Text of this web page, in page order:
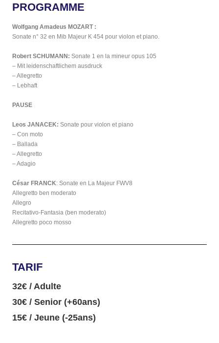
PROGRAMME
Wolfgang Amadeus MOZART :
Sonate n° 32 en Mib Majeur K 454 pour violon et piano.
Robert SCHUMANN: Sonate 1 en la mineur opus 105
– Mit leidenschaftlichem ausdruck
– Allegretto
– Lebhaft
PAUSE
Leos JANACEK: Sonate pour violon et piano
– Con moto
– Ballada
– Allegretto
– Adagio
César FRANCK: Sonate en La Majeur FWV8
Allegretto ben moderato
Allegro
Recitativo-Fantasia (ben moderato)
Allegretto poco mosso
TARIF
32€ / Adulte
30€ / Senior (+60ans)
15€ / Jeune (-25ans)